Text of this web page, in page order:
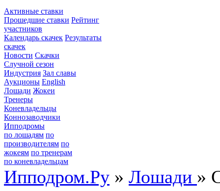
Активные ставки
Прошедшие ставки Рейтинг
участников
Календарь скачек Результаты
скачек
Новости Скачки
Случной сезон
Индустрия Зал славы
Аукционы English
Лошади Жокеи
Тренеры
Коневладельцы
Коннозаводчики
Ипподромы
по лошадям по
производителям по
жокеям по тренерам
по коневладельцам
Ипподром.Ру » Лошади »